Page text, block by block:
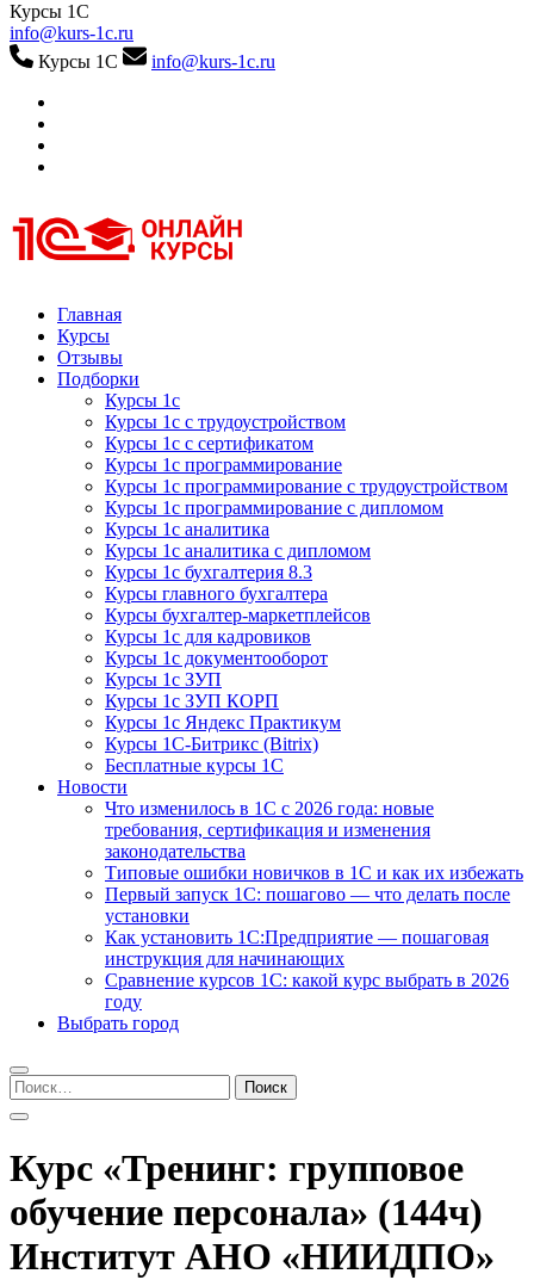
Курсы 1С
info@kurs-1c.ru
Курсы 1С
info@kurs-1c.ru
Курсы 1С
Курсы 1С официальная сертификация
Главная
Курсы
Отзывы
Подборки
Курсы 1с
Курсы 1с с трудоустройством
Курсы 1с с сертификатом
Курсы 1с программирование
Курсы 1с программирование с трудоустройством
Курсы 1с программирование с дипломом
Курсы 1с аналитика
Курсы 1с аналитика с дипломом
Курсы 1с бухгалтерия 8.3
Курсы главного бухгалтера
Курсы бухгалтер-маркетплейсов
Курсы 1с для кадровиков
Курсы 1с документооборот
Курсы 1с ЗУП
Курсы 1с ЗУП КОРП
Курсы 1с Яндекс Практикум
Курсы 1С-Битрикс (Bitrix)
Бесплатные курсы 1С
Новости
Что изменилось в 1С с 2026 года: новые
требования, сертификация и изменения
законодательства
Типовые ошибки новичков в 1С и как их избежать
Первый запуск 1С: пошагово — что делать после
установки
Как установить 1С:Предприятие — пошаговая
инструкция для начинающих
Сравнение курсов 1С: какой курс выбрать в 2026
году
Выбрать город
Найти:
Курс «Тренинг: групповое
обучение персонала» (144ч)
Институт АНО «НИИДПО»